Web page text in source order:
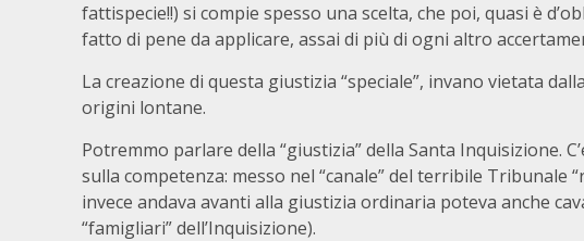
fattispecie!!) si compie spesso una scelta, che poi, quasi è
fatto di pene da applicare, assai di più di ogni altro
La creazione di questa giustizia “speciale”, invano vietata
origini lontane.
Potremmo parlare della “giustizia” della Santa Inquisizione.
sulla competenza: messo nel “canale” del terribile Tribunale
invece andava avanti alla giustizia ordinaria poteva anche
“famigliari” dell’Inquisizione).